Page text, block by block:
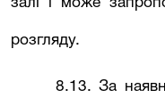
залі і може
розгляду.
8.13. За